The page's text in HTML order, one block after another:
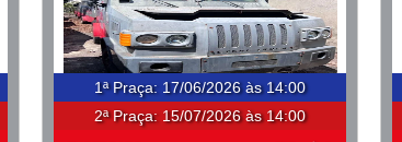
1ª Praça: 17/06/2026 às 14:00
2ª Praça: 15/07/2026 às 14:00